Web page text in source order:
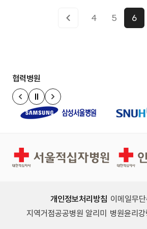
4 5 6
협력병원
이전 슬라이드
정지
다음 슬라이드
서울적십자병원 인천적
개인정보처리방침 이메일무
지역거점공공병원 알리미
병원윤리강